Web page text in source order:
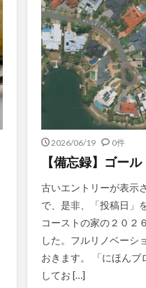
2026/06/19 0件
【備忘録】ゴー
古いエントリーが表示
で、是非、「投稿日」
コーストの家の２０２
した。フルリノベーシ
おきます。 「にほんブ
してお […]